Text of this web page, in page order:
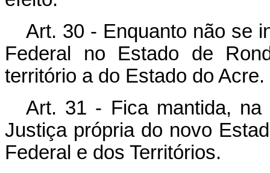
Art. 30 - Enquanto não se
Federal no Estado de
território a do Estado do Acre.
Art. 31 - Fica mantida,
Justiça própria do novo
Federal e dos Territórios.